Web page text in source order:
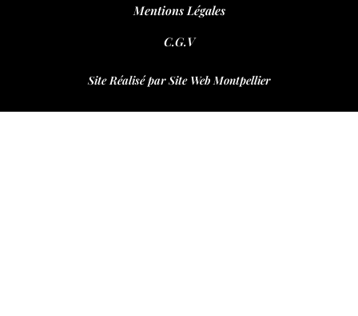
Site Réalisé par Site Web Montpellier
Mentions Légales
C.G.V